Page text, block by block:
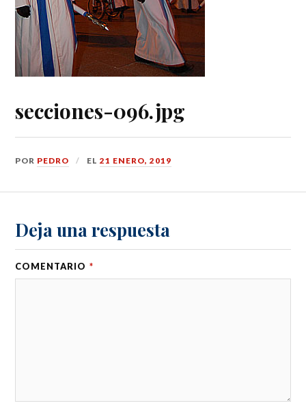
secciones-096.jpg
POR PEDRO EL21 ENERO, 2019
Deja una respuesta
COMENTARIO *